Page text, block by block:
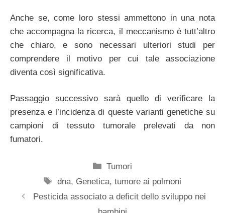
Anche se, come loro stessi ammettono in una nota
che accompagna la ricerca, il meccanismo è tutt’altro
che chiaro, e sono necessari ulteriori studi per
comprendere il motivo per cui tale associazione
diventa così significativa.
Passaggio successivo sarà quello di verificare la
presenza e l’incidenza di queste varianti genetiche su
campioni di tessuto tumorale prelevati da non
fumatori.
Categorie
Tumori
Tag
dna, Genetica,tumore ai polmoni
Pesticida associato a deficit dello sviluppo nei